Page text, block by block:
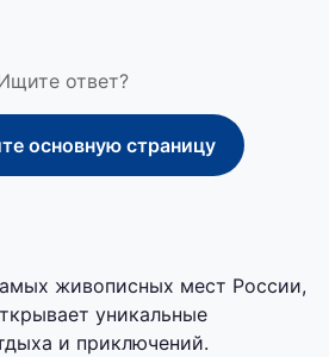
ответ?
основную страницу
живописных мест России,
уникальные
и приключений.